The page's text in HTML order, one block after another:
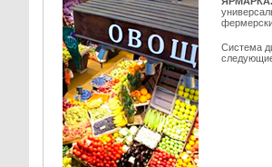
Система